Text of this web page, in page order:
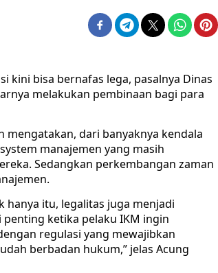
kini bisa bernafas lega, pasalnya Dinas
melakukan pembinaan bagi para
mengatakan, dari banyaknya kendala
manajemen yang masih
Sedangkan perkembangan zaman
hanya itu, legalitas juga menjadi
penting ketika pelaku IKM ingin
regulasi yang mewajibkan
berbadan hukum,” jelas Acung